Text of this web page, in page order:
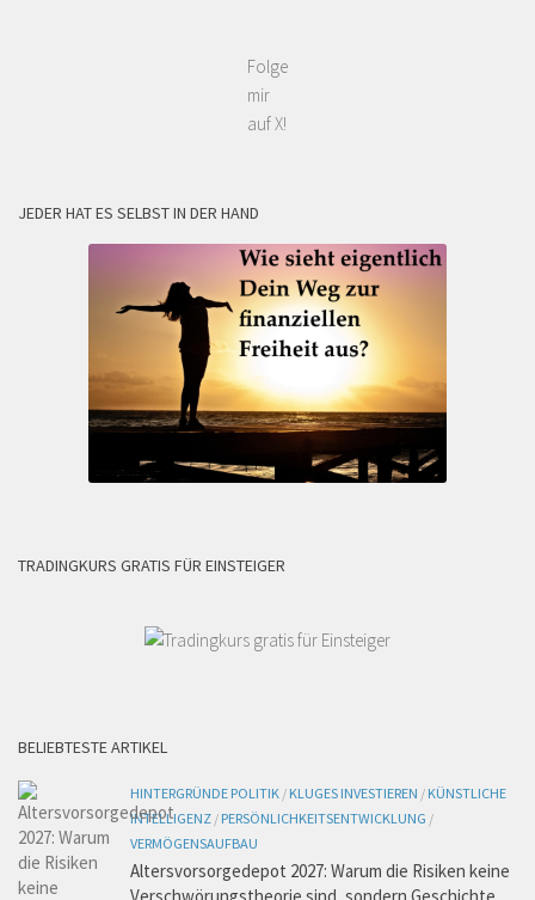
Folge
mir
auf X!
JEDER HAT ES SELBST IN DER HAND
TRADINGKURS GRATIS FÜR EINSTEIGER
BELIEBTESTE ARTIKEL
HINTERGRÜNDE POLITIK / KLUGES INVESTIEREN / KÜNSTLICHE
INTELLIGENZ / PERSÖNLICHKEITSENTWICKLUNG /
VERMÖGENSAUFBAU
Altersvorsorgedepot 2027: Warum die Risiken keine